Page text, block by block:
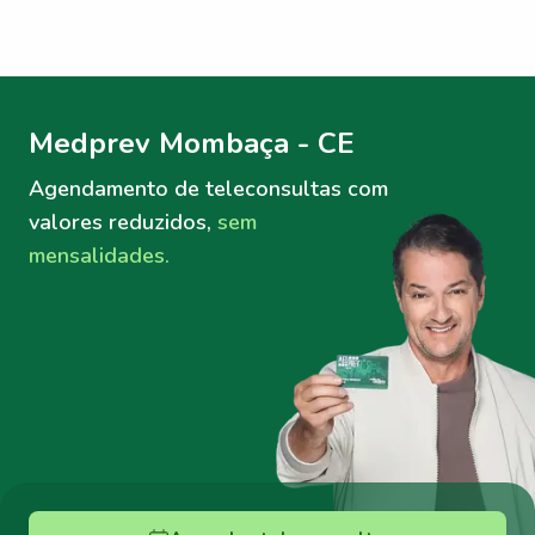
Medprev Mombaça - CE
Agendamento de teleconsultas com
valores reduzidos, sem
mensalidades.